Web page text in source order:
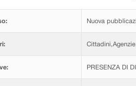
Nuova
PRESENZA DI